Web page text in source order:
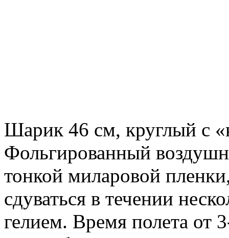
Шарик 46 см, круглый с
Фольгированный
тонкой миларовой
сдуваться в течении
гелием. Время полета от